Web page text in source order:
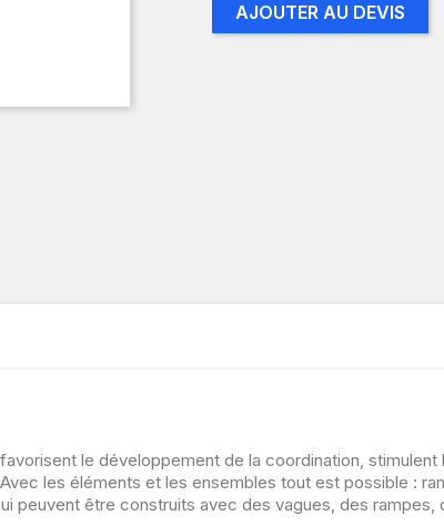
AJOUTER AU DEVIS
favorisent le développement de la coordination,
les éléments et les ensembles tout est possible :
peuvent être construits avec des vagues, des rampes,